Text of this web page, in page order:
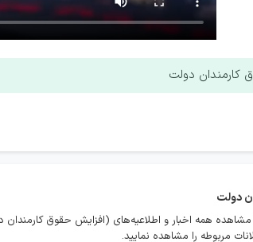
کارمندان دولت
دولت
همه اخبار و اطلاعیه‌های (افزایش حقوق
مربوطه را مشاهده نمایید.